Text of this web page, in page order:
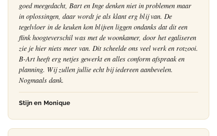
goed meegedacht, Bart en Inge denken niet in problemen maar
in oplossingen, daar wordt je als klant erg blij van. De
tegelvloer in de keuken kon blijven liggen ondanks dat dit een
flink hoogteverschil was met de woonkamer, door het egaliseren
zie je hier niets meer van. Dit scheelde ons veel werk en rotzooi.
B-Art heeft erg netjes gewerkt en alles conform afspraak en
planning. Wij zullen jullie echt bij iedereen aanbevelen.
Nogmaals dank.
Stijn en Monique